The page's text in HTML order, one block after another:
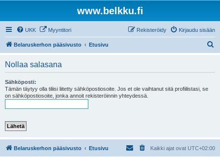
www.belkku.fi
UKK Myyntitori Kirjaudu sisään
Rekisteröidy
Belaruskerhon pääsivusto Etusivu
Nollaa salasana
Sähköposti:
Tämän täytyy olla tiliisi liitetty sähköpostiosoite. Jos et ole vaihtanut sitä profiilistasi, se
on sähköpostiosoite, jonka annoit rekisteröinnin yhteydessä.
Belaruskerhon pääsivusto Etusivu Kaikki ajat ovat UTC+02:00